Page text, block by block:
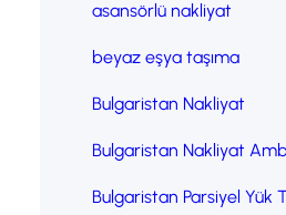
asansörlü nakliyat
beyaz eşya taşıma
Bulgaristan Nakliyat
Bulgaristan Nakliyat
Bulgaristan Parsiyel Yük